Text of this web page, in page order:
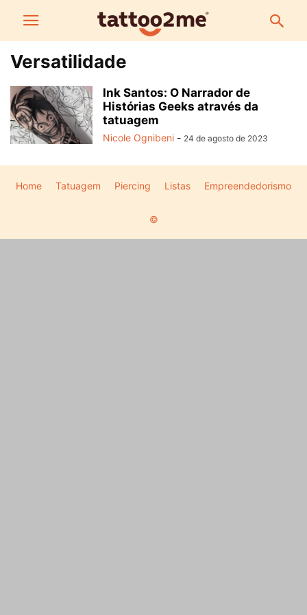
Versatilidade
Ink Santos: O Narrador de
Histórias Geeks através da
tatuagem
Nicole Ognibeni - 24 de agosto de 2023
Home Tatuagem Piercing Listas Empreendedorismo
©